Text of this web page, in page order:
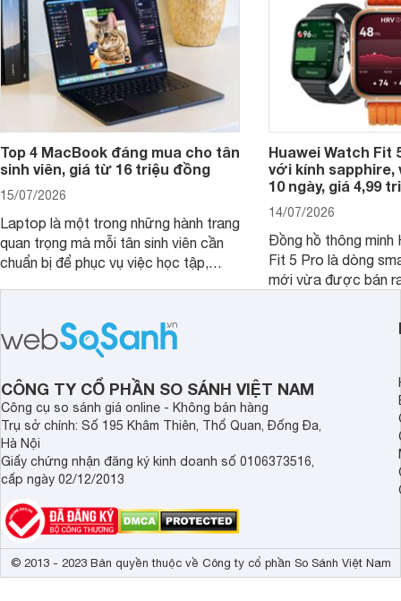
Top 4 MacBook đáng mua cho tân
sinh viên, giá từ 16 triệu đồng
15/07/2026
Laptop là một trong những hành trang
quan trọng mà mỗi tân sinh viên cần
chuẩn bị để phục vụ việc học tập,
năng ổn định, bền bỉ cùng mức giá dễ
tiếp cận, dưới đây là những mẫu
MacBook đáng cân nhắc dành cho
tân sinh viên.
Huawei Watch Fit
với kính sapphire,
10 ngày, giá 4,99
14/07/2026
Đồng hồ thông minh
Fit 5 Pro là dòng
mới vừa được bán
huy thế mạnh từ
thiết kế thời thượng
CÔNG TY CỔ PHẦN SO SÁNH VIỆT NAM
Công cụ so sánh giá online - Không bán hàng
Trụ sở chính: Số 195 Khâm Thiên, Thổ Quan, Đống Đa,
Hà Nội
Giấy chứng nhận đăng ký kinh doanh số 0106373516,
cấp ngày 02/12/2013
© 2013 - 2023 Bản quyền thuộc về Công ty cổ phần So Sánh Việt Nam